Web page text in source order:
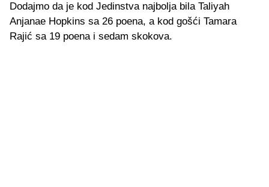
Dodajmo da je kod Jedinstva najbolja bila Taliyah
Anjanae Hopkins sa 26 poena, a kod gošći Tamara
Rajić sa 19 poena i sedam skokova.